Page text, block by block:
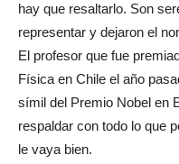
hay que resaltarlo. Son
representar y dejaron el
El profesor que fue
Física en Chile el año
símil del Premio Nobel en
respaldar con todo lo que
le vaya bien.